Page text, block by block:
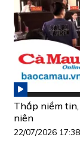
Thắp niềm
niên
22/07/2026 17:38